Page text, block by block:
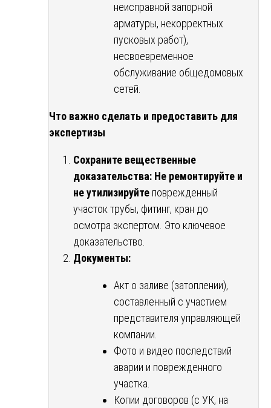
неисправной запорной
арматуры, некорректных
пусковых работ),
несвоевременное
обслуживание общедомовых
сетей.
Что важно сделать и предоставить для
экспертизы
Сохраните вещественные
доказательства: Не ремонтируйте и
не утилизируйте поврежденный
участок трубы, фитинг, кран до
осмотра экспертом. Это ключевое
доказательство.
Документы:
Акт о заливе (затоплении),
составленный с участием
представителя управляющей
компании.
Фото и видео последствий
аварии и поврежденного
участка.
Копии договоров (с УК, на